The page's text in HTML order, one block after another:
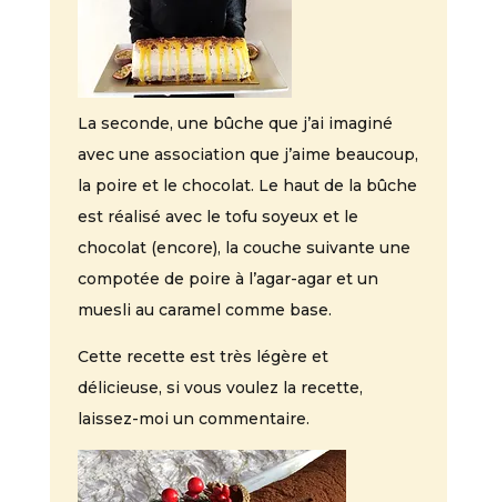
La seconde, une bûche que j’ai imaginé
avec une association que j’aime beaucoup,
la poire et le chocolat. Le haut de la bûche
est réalisé avec le tofu soyeux et le
chocolat (encore), la couche suivante une
compotée de poire à l’agar-agar et un
muesli au caramel comme base.
Cette recette est très légère et
délicieuse, si vous voulez la recette,
laissez-moi un commentaire.